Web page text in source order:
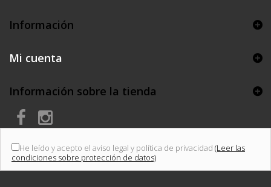
Información
Mi cuenta
Información sobre la tienda
He leído y acepto el aviso legal y política de privacidad (Leer las
condiciones sobre protección de datos)